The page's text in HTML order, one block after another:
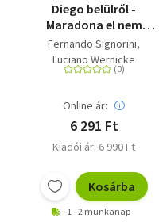
Diego belülről -
Maradona el nem
mondott története
legközelebbi
bizalmasától
Fernando Signorini
Luciano Wernicke
Online ár:
6 291 Ft
Kiadói ár: 6 990 Ft
Kosárba
1 - 2 munkanap